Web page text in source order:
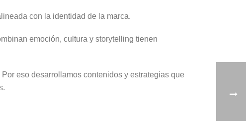
con la identidad de la marca.
emoción, cultura y storytelling tienen
eso desarrollamos contenidos y estrategias que